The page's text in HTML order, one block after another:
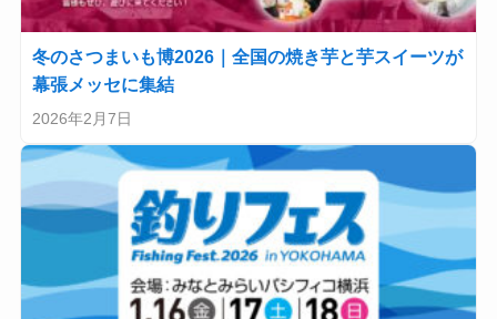
冬のさつまいも博2026｜全国の焼き芋と芋スイーツが
幕張メッセに集結
2026年2月7日